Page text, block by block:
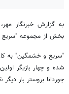
به گزارش خبرنگار
بخش از مجموعه "سریع و خشمگین" به
شده و چهار بازیگر
جوردانا بروستر بار